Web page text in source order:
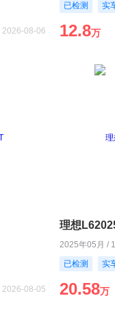
2026-08-06
已检测
实
12.8万
2026-08-05
理想
2025年05月 /
已检测
实
20.58万